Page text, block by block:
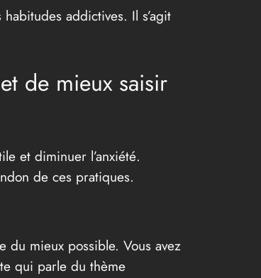
addictives. Il s’agit
de mieux saisir
et diminuer l’anxiété.
de ces pratiques.
du mieux possible. Vous avez
qui parle du thème